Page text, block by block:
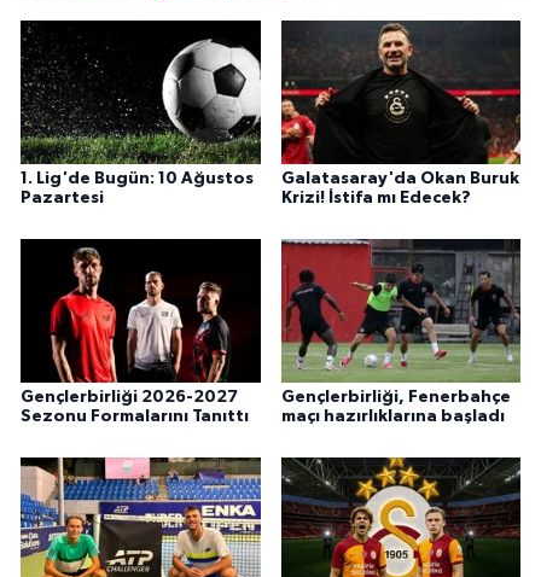
1. Lig'de Bugün: 10 Ağustos
Pazartesi
Galatasaray'da Okan Buruk
Krizi! İstifa mı Edecek?
Gençlerbirliği 2026-2027
Sezonu Formalarını Tanıttı
Gençlerbirliği, Fenerbahçe
maçı hazırlıklarına başladı